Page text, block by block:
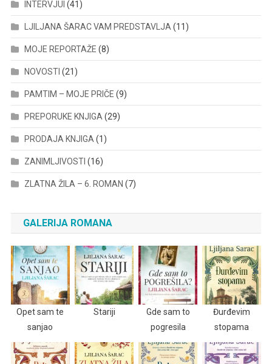
INTERVJUI (41)
LJILJANA ŠARAC VAM PREDSTAVLJA (11)
MOJE REPORTAŽE (8)
NOVOSTI (21)
PAMTIM – MOJE PRIČE (9)
PREPORUKE KNJIGA (29)
PRODAJA KNJIGA (1)
ZANIMLJIVOSTI (16)
ZLATNA ŽILA – 6. ROMAN (7)
GALERIJA ROMANA
Opet sam te
sanjao
Stariji
Gde sam to
pogresila
Đurđevim
stopama